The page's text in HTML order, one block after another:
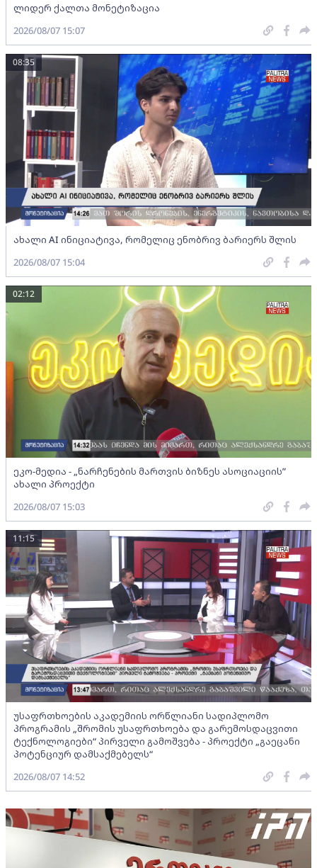
ლიდერ ქალთა მონეტიზაცია
2026/08/07 15:07
ახალი AI ინიციატივა, რომელიც ენობრივ ბარიერს შლის
08:35
2026/08/07 15:04
ეკო-მედია - „ნარჩენების მართვის ბიზნეს ასოციაციის”
ახალი პროექტი
02:12
2026/08/07 15:03
უსაფრთხოების აკადემიის ორწლიანი სადიპლომო
პროგრამის „შრომის უსაფრთხოება და გარემოსდაცვითი
ტექნოლოგიები“ პირველი გამოშვება - პროექტი „გაეცანი
პოტენციურ დამსაქმებელს“
11:15
2026/08/07 14:52